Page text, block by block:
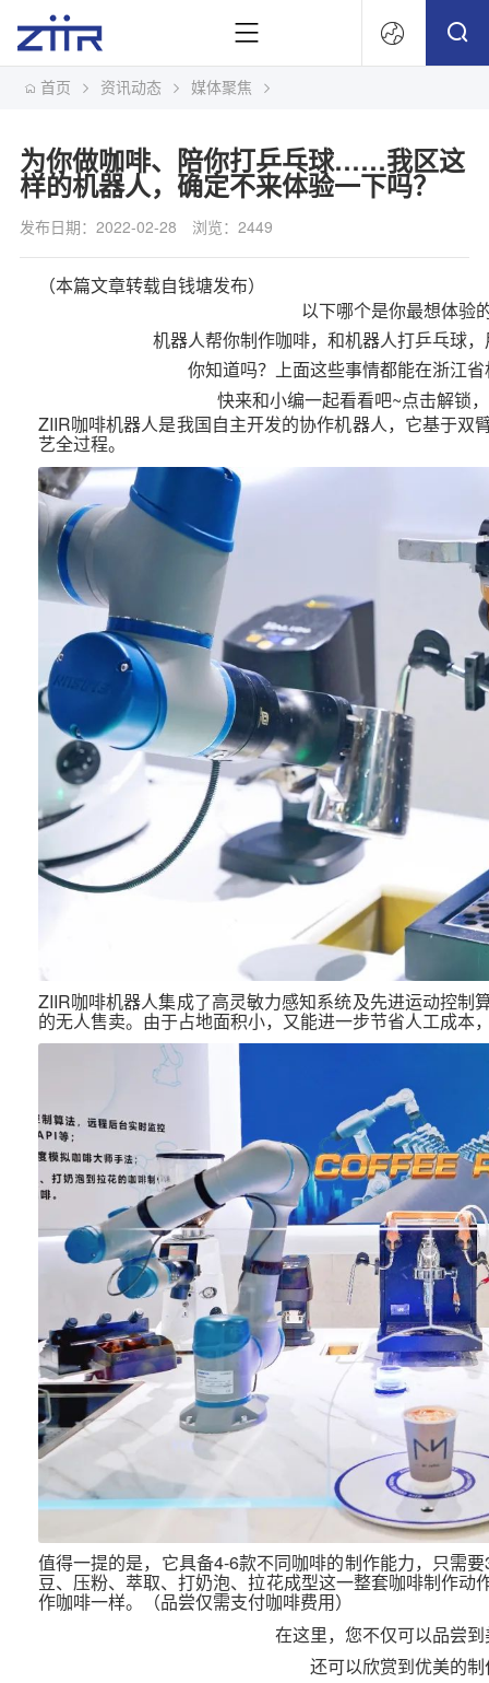
首页 资讯动态 媒体聚焦
为你做咖啡、陪你打乒乓球……我区这
样的机器人，确定不来体验一下吗？
发布日期：2022-02-28 浏览：2449
（本篇文章转载自钱塘发布）
以下哪个是你最想体验
机器人帮你制作咖啡， 和机器人打乒乓球，
你知道吗？ 上面这些事情都能在浙江
快来和小编一起看看吧~点击解锁
ZIIR咖啡机器人是我国自主开发的协作机器人，它基于双
艺全过程。
ZIIR咖啡机器人集成了高灵敏力感知系统及先进运动控制
的无人售卖。由于占地面积小，又能进一步节省人工成本
值得一提的是，它具备4-6款不同咖啡的制作能力，只需
豆、压粉、萃取、打奶泡、拉花成型这一整套咖啡制作动
作咖啡一样。（品尝仅需支付咖啡费用）
在这里，您不仅可以品尝
还可以欣赏到优美的